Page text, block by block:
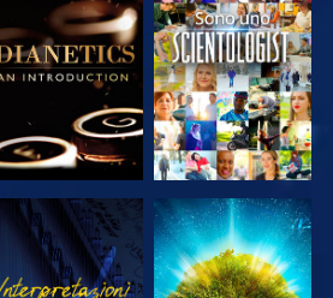
ESPLORA LE
SERIE
GUARDA
GUARDA
ESPLORA LE
SERIE